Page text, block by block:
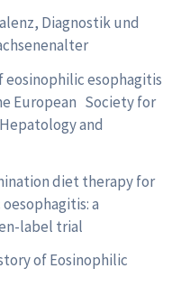
Diagnostik und
eosinophilic esophagitis
European Society for
and
diet therapy for
a
label trial
of Eosinophilic